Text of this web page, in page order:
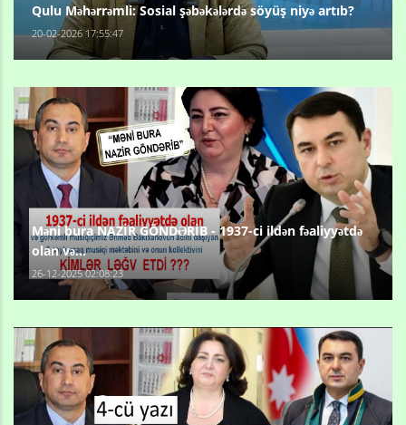
Qulu Məhərrəmli: Sosial şəbəkələrdə söyüş niyə artıb?
20-02-2026 17:55:47
Məni bura NAZİR GÖNDƏRİB - 1937-ci ildən fəaliyyətdə
olan və...
26-12-2025 02:08:23